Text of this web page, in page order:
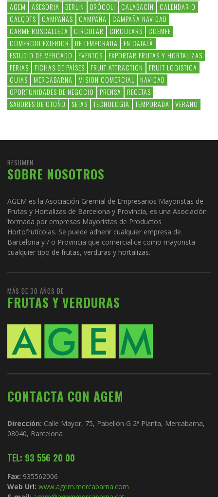
AGEM
ASESORIA BERLIN BRÓCOLI CALABACÍN
CALENDARIO
CALÇOTS
CAMPAÑAS CAMPAÑA
CAMPAÑA NAVIDAD
CARME RUSCALLEDA
CIRCULAR CIRCULARS
COEMFE
COMERCIO EXTERIOR
DE TEMPORADA
EN CATALÀ
ESTUDIO DE MERCADO
EVENTOS
EXPORTAR FRUTAS Y HORTALIZAS
FERIAS
FICHAS DE PAÍSES FRUIT ATTRACTION
FRUIT LOGISTICA
GUIAS
MERCABARNA MISION COMERCIAL
NAVIDAD
OPORTUNIDADES DE NEGOCIO
PRENSA
RECETAS
SABORES DE OTOÑO
SETAS TECNOLOGIA TEMPORADA VERANO
RESUMEN
SOBRE NOSOTROS
AGEM es la Asociación Gremial de Empresarios Mayoristas de
Frutas y Hortalizas de Barcelona y Provincia, es una Asociación
formada por empresas Mayoristas de Productos
Hortofrutícolas. Se puede adherir cualquier empresa de
Barcelona y / o Provincia que comercialice como mayorista
cualquier tipo de frutas, verduras y hortalizas.
MÁS DE 30 AÑOS DE
FRUTAS Y VERDURAS
CONTACTA CON AGEM
Dirección: Calle Mayor, 75, Pabellón G 2ª Planta, Mercabarna,
08040, Barcelona
TEL: 93 556 20 00
Fax: 935562006
Web Url: www.agem.mercabarna.com